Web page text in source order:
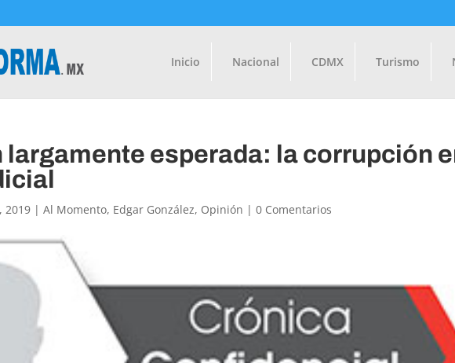
Inicio Nacional CDMX Turismo
esperada: la corrupción
2019 |Al Momento, Edgar González, Opinión |0 Comentarios